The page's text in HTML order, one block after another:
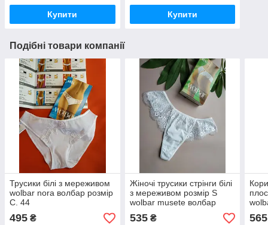
Купити Купити
Подібні товари компанії
Трусики білі з мереживом
wolbar nora волбар розмір
С. 44
495 ₴
Жіночі трусики стрінги білі
з мереживом розмір S
wolbar musete волбар
535₴ 565